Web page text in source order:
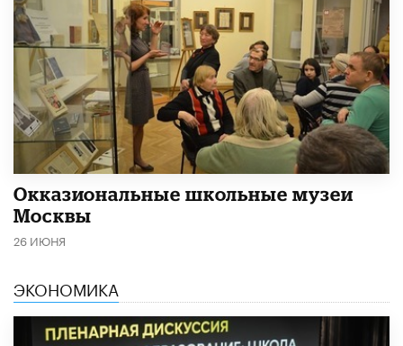
​Окказиональные школьные музеи
Москвы
26 ИЮНЯ
ЭКОНОМИКА